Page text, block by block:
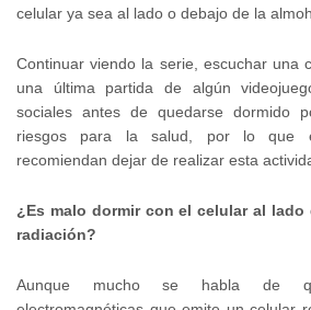
celular ya sea al lado o debajo de la
Continuar viendo la serie, escuchar una
una última partida de algún
sociales antes de quedarse dormido
riesgos para la salud, por lo que
recomiendan dejar de realizar esta
¿Es malo dormir con el celular al lado
radiación?
Aunque mucho se habla de